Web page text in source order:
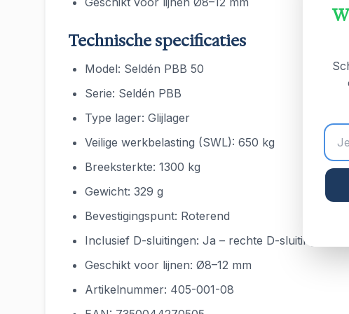
Technische specificaties
Model: Seldén PBB 50
Serie: Seldén PBB
Type lager: Glijlager
Veilige werkbelasting (SWL): 650 kg
Breeksterkte: 1300 kg
Gewicht: 329 g
Bevestigingspunt: Roterend
Inclusief D-sluitingen: Ja – rechte D-sluitingen
Geschikt voor lijnen: Ø8–12 mm
Artikelnummer: 405-001-08